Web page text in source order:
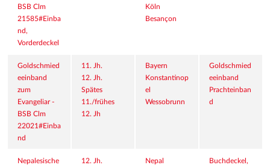
BSB Clm
21585#Einba
nd,
Vorderdeckel
Köln
Besançon
Goldschmied
eeinband
zum
Evangeliar -
BSB Clm
22021#Einba
nd
11. Jh.
12. Jh.
Spätes
11./frühes
12. Jh
Bayern
Konstantinop
el
Wessobrunn
Goldschmied
eeinband
Prachteinban
d
Nepalesische
12. Jh.
Nepal
Buchdeckel,